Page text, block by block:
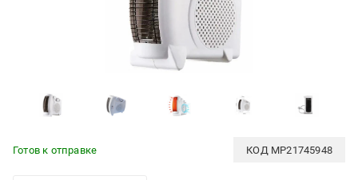
Готов к отправке КОД MP21745948